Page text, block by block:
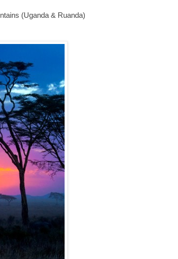
(Uganda & Ruanda)